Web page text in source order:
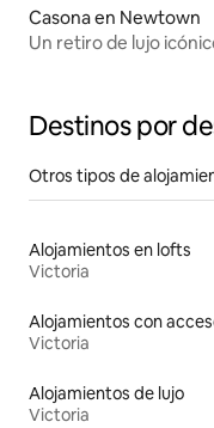
Casona en Newtown
Un retiro de lujo
Destinos por
Otros tipos de
Alojamientos en lofts
Victoria
Victoria
Alojamientos de lujo
Victoria